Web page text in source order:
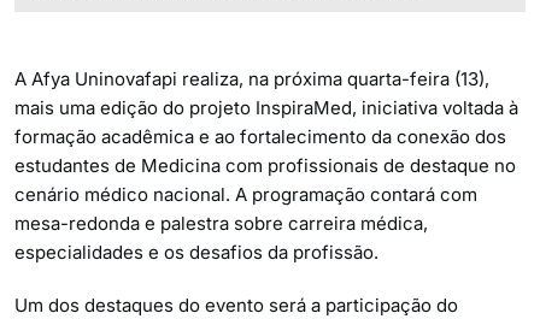
A Afya Uninovafapi realiza, na próxima quarta-feira (13),
mais uma edição do projeto InspiraMed, iniciativa voltada à
formação acadêmica e ao fortalecimento da conexão dos
estudantes de Medicina com profissionais de destaque no
cenário médico nacional. A programação contará com
mesa-redonda e palestra sobre carreira médica,
especialidades e os desafios da profissão.
Um dos destaques do evento será a participação do